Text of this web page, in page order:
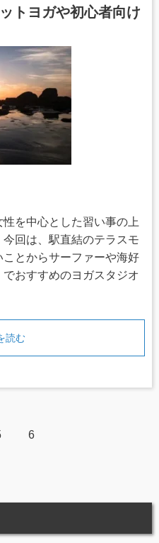
トヨガや初心者向け
を中心とした習い事の上
回は、駅直結のテラスモ
とからサーファーや海好
おすすめのヨガスタジオ
読む
6